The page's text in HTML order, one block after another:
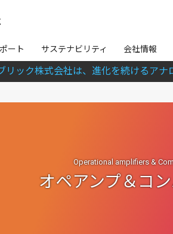
ート サステナビリティ 会社情報
リック株式会社は、進化を続けるアナ
Operational amplifiers &
オペアンプ＆コ